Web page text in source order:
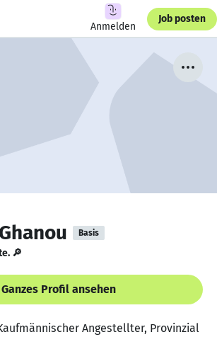
Anmelden
Job posten
Basis
🔎
Ganzes Profil ansehen
Angestellter, Provinzial